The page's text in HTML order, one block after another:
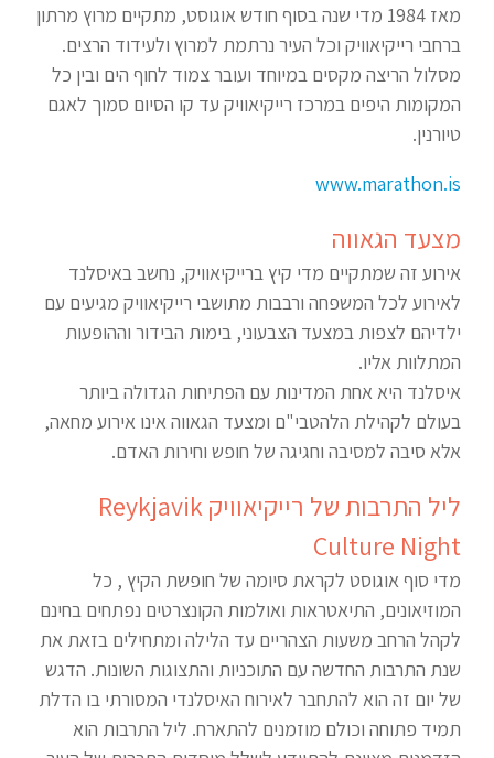
מאז 1984 מדי שנה בסוף חודש אוגוסט, מתקיים מרוץ מרתון
ברחבי רייקיאוויק וכל העיר נרתמת למרוץ ולעידוד הרצים.
מסלול הריצה מקסים במיוחד ועובר צמוד לחוף הים ובין כל
המקומות היפים במרכז רייקיאוויק עד קו הסיום סמוך לאגם
טיורנין.
www.marathon.is
מצעד הגאווה
אירוע זה שמתקיים מדי קיץ ברייקיאוויק, נחשב באיסלנד
לאירוע לכל המשפחה ורבבות מתושבי רייקיאוויק מגיעים עם
ילדיהם לצפות במצעד הצבעוני, בימות הבידור וההופעות
המתלוות אליו.
איסלנד היא אחת המדינות עם הפתיחות הגדולה ביותר
בעולם לקהילת הלהטבי"ם ומצעד הגאווה אינו אירוע מחאה,
אלא סיבה למסיבה וחגיגה של חופש וחירות האדם.
ליל התרבות של רייקיאוויק Reykjavik
Culture Night
מדי סוף אוגוסט לקראת סיומה של חופשת הקיץ , כל
המוזיאונים, התיאטראות ואולמות הקונצרטים נפתחים בחינם
לקהל הרחב משעות הצהריים עד הלילה ומתחילים בזאת את
שנת התרבות החדשה עם התוכניות והתצוגות השונות. הדגש
של יום זה הוא להתחבר לאירוח האיסלנדי המסורתי בו הדלת
תמיד פתוחה וכולם מוזמנים להתארח. ליל התרבות הוא